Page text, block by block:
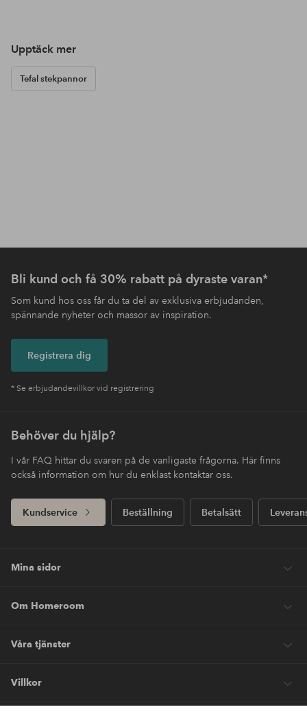
Upptäck mer
Tefal stekpannor
Bli kund och få 30% rabatt på dyraste varan*
Som kund hos oss får du ta del av exklusiva erbjudanden,
spännande nyheter och massor av inspiration.
Registrera dig
* Se erbjudandevillkor vid registrering
Behöver du hjälp?
I vår FAQ hittar du svaren på de vanligaste frågorna. Här finns
också information om hur du enklast kontaktar oss.
Kundservice Beställning Betalsätt
Mina sidor
Om Homeroom
Våra tjänster
Villkor